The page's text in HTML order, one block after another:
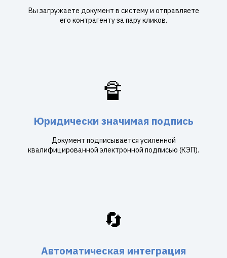
Вы загружаете документ в систему и отправляете
его контрагенту за пару кликов.
🔏
Юридически значимая подпись
Документ подписывается усиленной
квалифицированной электронной подписью (КЭП).
🔄
Автоматическая интеграция